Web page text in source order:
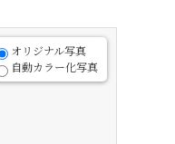
オリジナル写真
自動カラー化写真